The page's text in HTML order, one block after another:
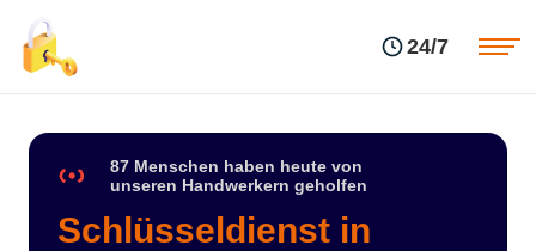
24/7
87 Menschen haben heute von
unseren Handwerkern geholfen
Schlüsseldienst in